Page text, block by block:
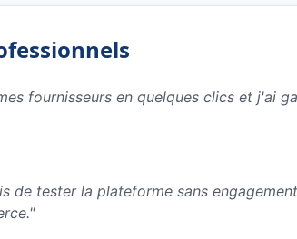
fournisseurs en quelques clics et j'ai
de tester la plateforme sans
"